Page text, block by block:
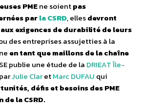
PMEne soientpas
parla CSRD, ellesdevront
exigences de durabilité de leurs
des entreprises assujetties à la
en tant que maillons de la chaîne
publie une étude de la DRIEAT Île-
Julie ClaretMarc DUFAU qui
défis et besoins des PME
la CSRD.